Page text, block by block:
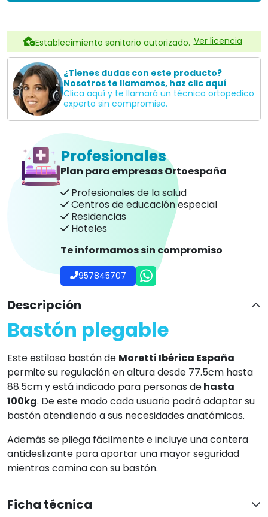
Establecimiento sanitario autorizado. Ver licencia
¿Tienes dudas con este producto?
Nosotros te llamamos, haz clic aquí
Clica aquí y te llamará un técnico ortopedico
experto sin compromiso.
Profesionales
Plan para empresas Ortoespaña
Profesionales de la salud
Centros de educación especial
Residencias
Hoteles
Te informamos sin compromiso
957845707
Descripción
Bastón plegable
Este estiloso bastón de Moretti Ibérica España
permite su regulación en altura desde 77.5cm hasta
88.5cm y está indicado para personas dehasta
100kg. De este modo cada usuario podrá adaptar su
bastón atendiendo a sus necesidades anatómicas.
Además se pliega fácilmente e incluye una contera
antideslizante para aportar una mayor seguridad
mientras camina con su bastón.
Ficha técnica